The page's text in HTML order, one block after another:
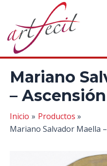
contenido
Mariano
–
Inicio
Productos
Mariano Salvador Maella